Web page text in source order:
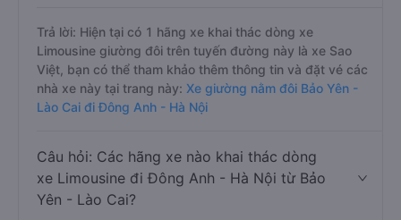
Trả lời: Hiện tại có 1 hãng xe khai thác dòng xe
Limousine giường đôi trên tuyến đường này là xe Sao
Việt, bạn có thể tham khảo thêm thông tin và đặt vé các
nhà xe này tại trang này: Xe giường nằm đôi Bảo Yên -
Lào Cai đi Đông Anh - Hà Nội
Câu hỏi: Các hãng xe nào khai thác dòng
xe Limousine đi Đông Anh - Hà Nội từ Bảo
Yên - Lào Cai?